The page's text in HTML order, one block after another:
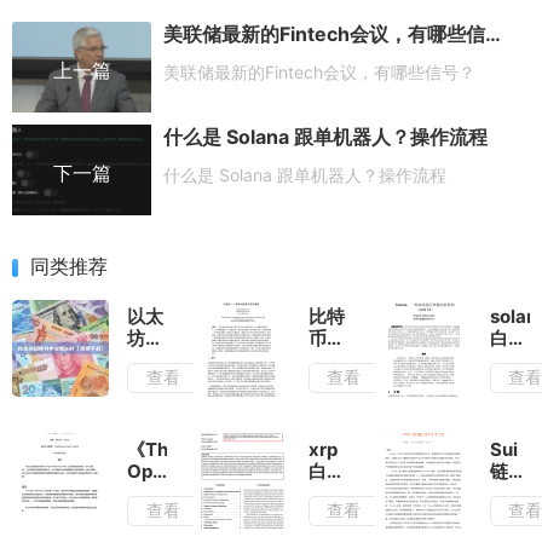
上一篇
美联储最新的Fintech会议，有哪些信号？
美联储最新的Fintech会议，有哪些信号？
下一篇
什么是 Solana 跟单机器人？操作流程
什么是 Solana 跟单机器人？操作流程
同类推荐
以太
坊白
皮书
中文
费下
载】
查看
比特
币白
皮书
中文
费下
载】
查看
白皮
书中
文版
载】
查看
《The
Open
Network(TON)
白皮
查看
xrp
白皮
书
PDF【免
查看
Sui
链白
皮书
中文
查看